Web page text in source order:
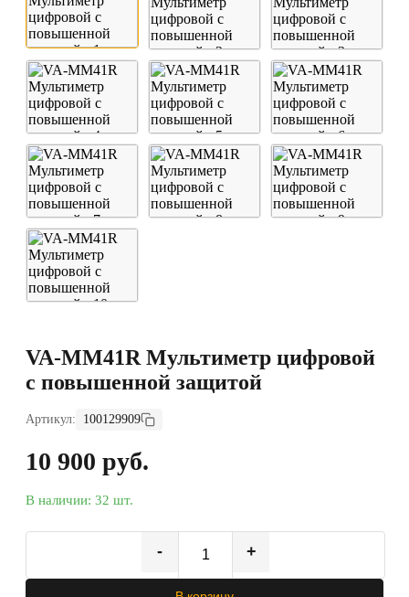
VA-ММ41R Мультиметр цифровой
с повышенной защитой
Артикул: 100129909
10 900 руб.
В наличии: 32 шт.
- +